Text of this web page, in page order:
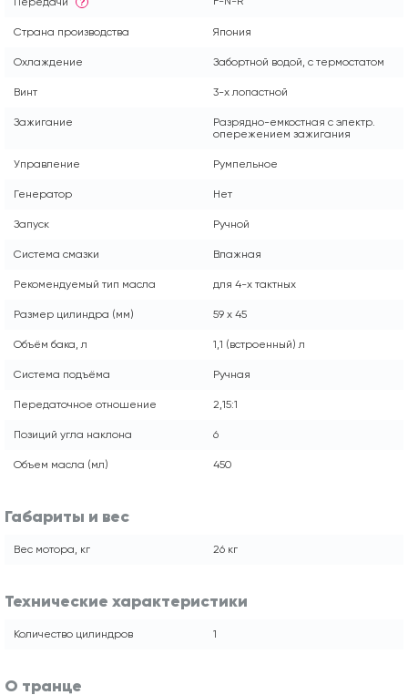
Страна производства Япония
Охлаждение Забортной водой, с термостатом
Винт 3-х лопастной
Зажигание
Разрядно-емкостная с электр.
опережением зажигания
Управление Румпельное
Генератор Нет
Запуск Ручной
Система смазки Влажная
Рекомендуемый тип масла для 4-х тактных
Размер цилиндра (мм) 59 х 45
Объём бака, л 1,1 (встроенный) л
Система подъёма Ручная
Передаточное отношение 2,15:1
Позиций угла наклона 6
Объем масла (мл) 450
Габариты и вес
Вес мотора, кг 26 кг
Технические характеристики
Количество цилиндров 1
О транце